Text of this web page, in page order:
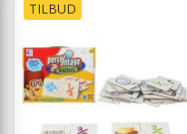
TILBUD